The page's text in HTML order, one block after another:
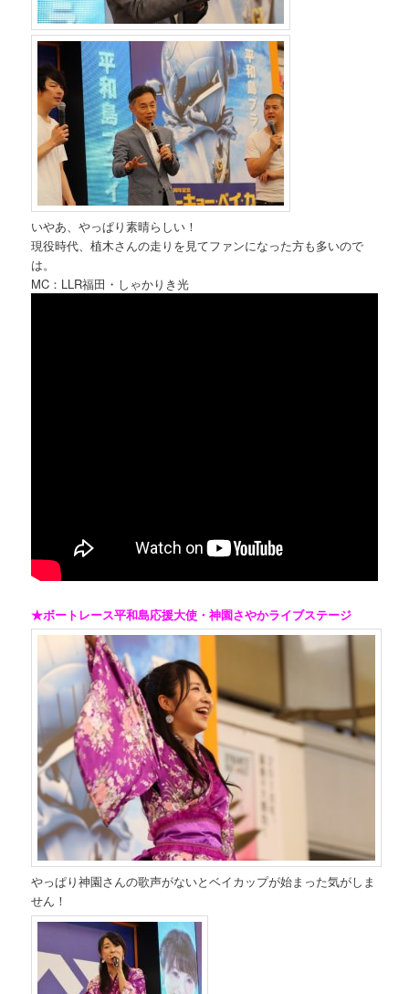
いやあ、やっぱり素晴らしい！
現役時代、植木さんの走りを見てファンになった方も多いので
は。
MC：LLR福田・しゃかりき光
★ボートレース平和島応援大使・神園さやかライブステージ
やっぱり神園さんの歌声がないとベイカップが始まった気がしま
せん！